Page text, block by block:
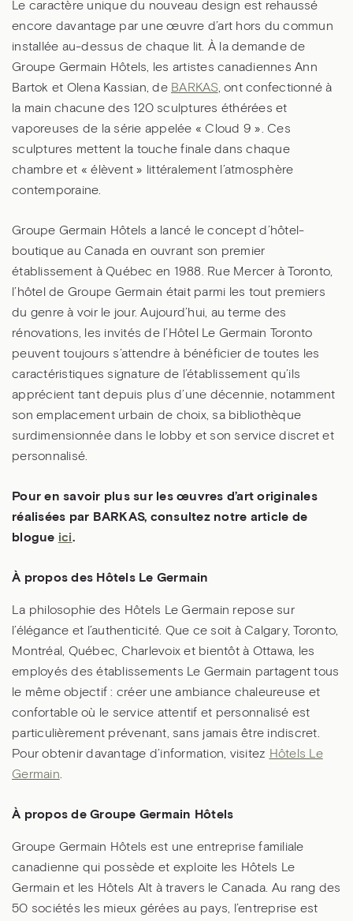
Le caractère unique du nouveau design est rehaussé
encore davantage par une œuvre d’art hors du commun
installée au-dessus de chaque lit. À la demande de
Groupe Germain Hôtels, les artistes canadiennes Ann
Bartok et Olena Kassian, de BARKAS , ont confectionné à
la main chacune des 120 sculptures éthérées et
vaporeuses de la série appelée « Cloud 9 ». Ces
sculptures mettent la touche finale dans chaque
chambre et « élèvent » littéralement l’atmosphère
contemporaine.
Groupe Germain Hôtels a lancé le concept d’hôtel-
boutique au Canada en ouvrant son premier
établissement à Québec en 1988. Rue Mercer à Toronto,
l’hôtel de Groupe Germain était parmi les tout premiers
du genre à voir le jour. Aujourd’hui, au terme des
rénovations, les invités de l’Hôtel Le Germain Toronto
peuvent toujours s’attendre à bénéficier de toutes les
caractéristiques signature de l’établissement qu’ils
apprécient tant depuis plus d’une décennie, notamment
son emplacement urbain de choix, sa bibliothèque
surdimensionnée dans le lobby et son service discret et
personnalisé.
Pour en savoir plus sur les œuvres d’art originales
réalisées par BARKAS, consultez notre article de
blogue ici.
À propos des Hôtels Le Germain
La philosophie des Hôtels Le Germain repose sur
l’élégance et l’authenticité. Que ce soit à Calgary, Toronto,
Montréal, Québec, Charlevoix et bientôt à Ottawa, les
employés des établissements Le Germain partagent tous
le même objectif : créer une ambiance chaleureuse et
confortable où le service attentif et personnalisé est
particulièrement prévenant, sans jamais être indiscret.
Pour obtenir davantage d’information, visitez Hôtels Le
Germain
À propos de Groupe Germain Hôtels
Groupe Germain Hôtels est une entreprise familiale
canadienne qui possède et exploite les Hôtels Le
Germain et les Hôtels Alt à travers le Canada. Au rang des
50 sociétés les mieux gérées au pays, l’entreprise est